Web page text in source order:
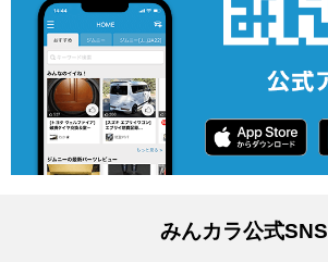
みんカラ公式SNS